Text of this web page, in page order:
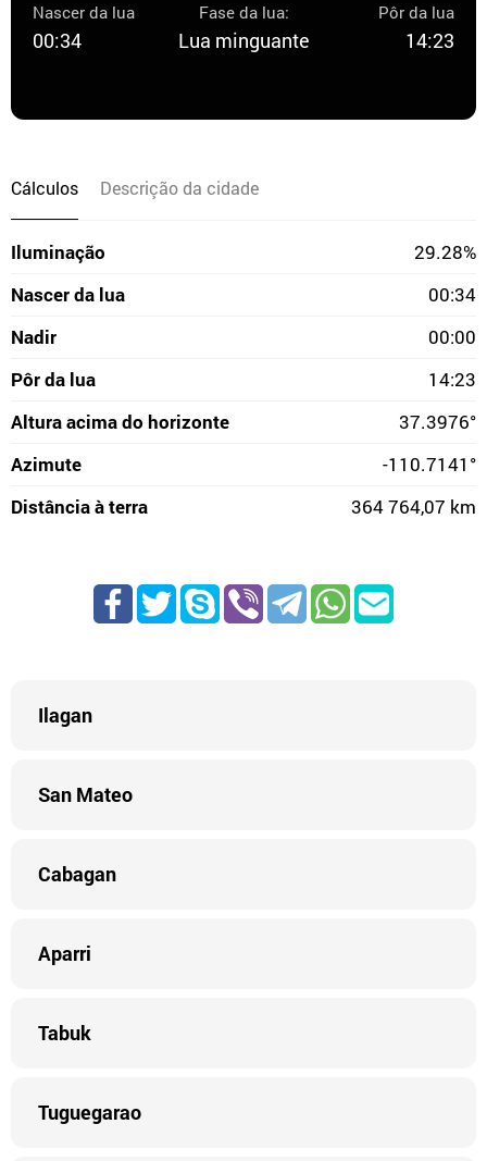
Nascer da lua
00:34
Fase da lua:
Lua minguante
Pôr da lua
14:23
Cálculos Descrição da cidade
Iluminação
29.28%
Nascer da lua
00:34
Nadir
00:00
Pôr da lua
14:23
Altura acima do horizonte
37.3976°
Azimute
-110.7141°
Distância à terra
364 764,07 km
Ilagan
San Mateo
Cabagan
Aparri
Tabuk
Tuguegarao